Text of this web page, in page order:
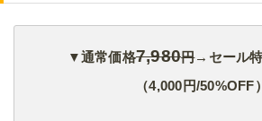
▼通常価格7,980円→セール
（4,000円/50%OFF）